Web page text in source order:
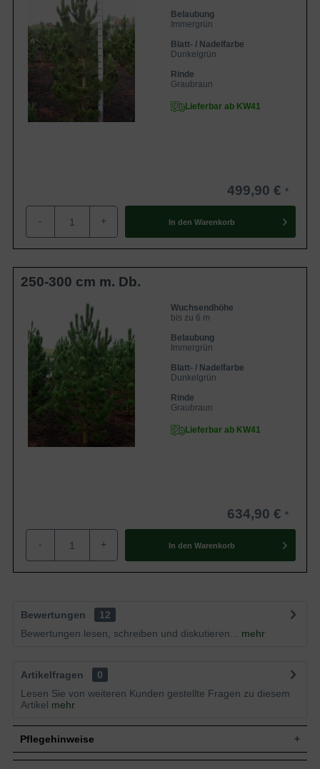
Belaubung
Immergrün
Blatt- / Nadelfarbe
Dunkelgrün
Rinde
Graubraun
Lieferbar ab KW41
499,90 €
- + In den Warenkorb
250-300 cm m. Db.
Wuchsendhöhe
bis zu 6 m
Belaubung
Immergrün
Blatt- / Nadelfarbe
Dunkelgrün
Rinde
Graubraun
Lieferbar ab KW41
634,90 €
- + In den Warenkorb
Bewertungen
12
Bewertungen lesen, schreiben und diskutieren...
mehr
Artikelfragen
0
Lesen Sie von weiteren Kunden gestellte Fragen zu diesem
Artikel mehr
Pflegehinweise